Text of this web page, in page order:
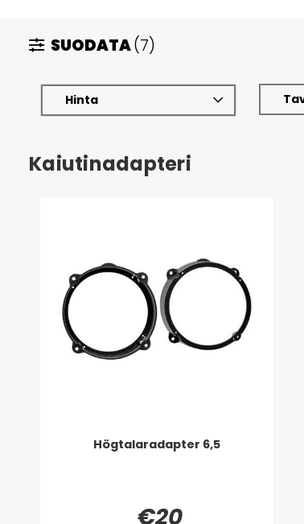
SUODATA(7)
Hinta
Kaiutinadapteri
Högtalaradapter 6,5
€20